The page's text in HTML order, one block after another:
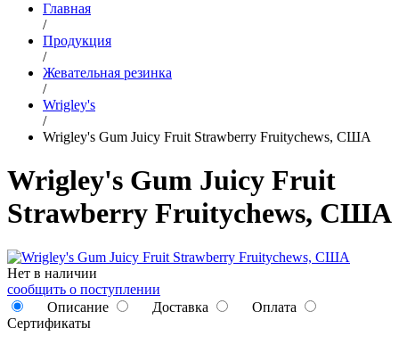
Главная
/
Продукция
/
Жевательная резинка
/
Wrigley's
/
Wrigley's Gum Juicy Fruit Strawberry Fruitychews, США
Wrigley's Gum Juicy Fruit
Strawberry Fruitychews, США
Нет в наличии
сообщить о поступлении
Описание
Доставка
Оплата
Сертификаты